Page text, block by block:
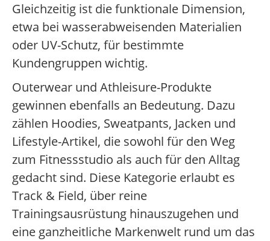
Gleichzeitig ist die funktionale Dimension,
etwa bei wasserabweisenden Materialien
oder UV-Schutz, für bestimmte
Kundengruppen wichtig.
Outerwear und Athleisure-Produkte
gewinnen ebenfalls an Bedeutung. Dazu
zählen Hoodies, Sweatpants, Jacken und
Lifestyle-Artikel, die sowohl für den Weg
zum Fitnessstudio als auch für den Alltag
gedacht sind. Diese Kategorie erlaubt es
Track & Field, über reine
Trainingsausrüstung hinauszugehen und
eine ganzheitliche Markenwelt rund um das